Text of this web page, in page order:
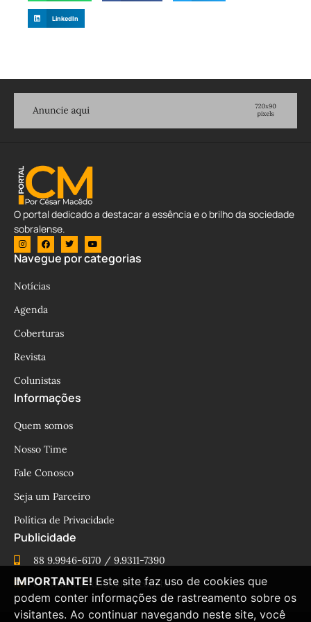
LinkedIn
O portal dedicado a destacar a essência e o brilho da sociedade
sobralense.
Navegue por categorias
Notícias
Agenda
Coberturas
Revista
Colunistas
Informações
Quem somos
Nosso Time
Fale Conosco
Seja um Parceiro
Política de Privacidade
Publicidade
88 9.9946-6170 / 9.9311-7390
cesinhamacedo@yahoo.com.br
IMPORTANTE! Este site faz uso de cookies que
podem conter informações de rastreamento sobre os
visitantes. Ao continuar navegando neste site, você